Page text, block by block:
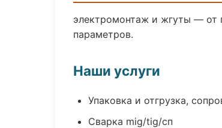
электромонтаж и жгуты — от
параметров.
Наши услуги
Упаковка и отгрузка,
Сварка mig/tig/сп